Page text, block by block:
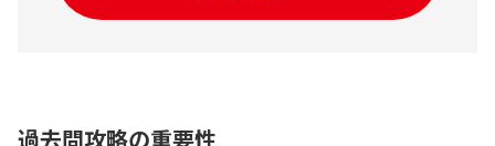
過去問攻略の重要性